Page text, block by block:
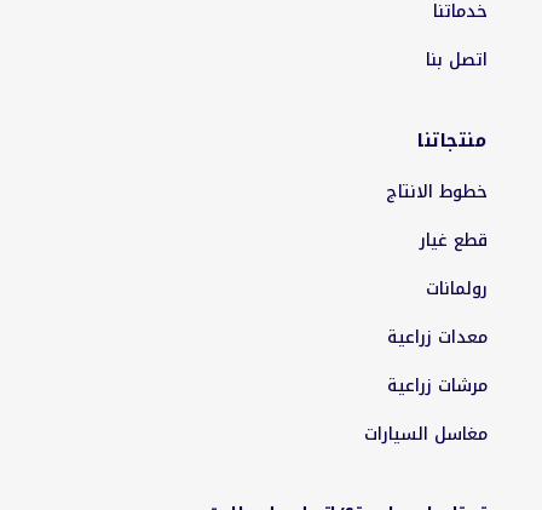
خدماتنا
اتصل بنا
منتجاتنا
خطوط الانتاج
قطع غيار
رولمانات
معدات زراعية
مرشات زراعية
مغاسل السيارات